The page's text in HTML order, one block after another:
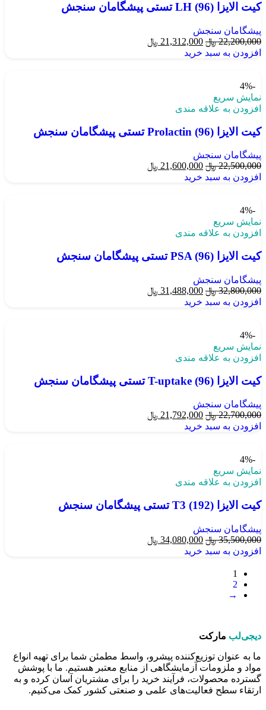
کیت الایزا LH (96) تستی پیشگامان سنجش
پیشگامان سنجش
22,200,000 ﷼ 21,312,000 ﷼
افزودن به سبد خرید
-4%
نمایش سریع
افزودن به علاقه مندی
کیت الایزا Prolactin (96) تستی پیشگامان سنجش
پیشگامان سنجش
22,500,000 ﷼ 21,600,000 ﷼
افزودن به سبد خرید
-4%
نمایش سریع
افزودن به علاقه مندی
کیت الایزا PSA (96) تستی پیشگامان سنجش
پیشگامان سنجش
32,800,000 ﷼ 31,488,000 ﷼
افزودن به سبد خرید
-4%
نمایش سریع
افزودن به علاقه مندی
کیت الایزا T-uptake (96) تستی پیشگامان سنجش
پیشگامان سنجش
22,700,000 ﷼ 21,792,000 ﷼
افزودن به سبد خرید
-4%
نمایش سریع
افزودن به علاقه مندی
کیت الایزا T3 (192) تستی پیشگامان سنجش
پیشگامان سنجش
35,500,000 ﷼ 34,080,000 ﷼
افزودن به سبد خرید
1
2
→
دیجی‌لب مارکت
ما به عنوان توزیع‌کننده پیشرو، واسط مطمئن شما برای تهیه انواع
مواد و ملزومات آزمایشگاهی از منابع معتبر هستیم. ما با پوشش
گسترده محصولات، فرآیند خرید را برای مشتریان آسان کرده و به
ارتقاء سطح فعالیت‌های علمی و صنعتی کشور کمک می‌کنیم.